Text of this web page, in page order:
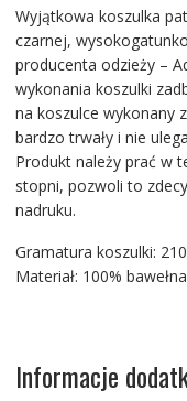
Wyjątkowa koszulka
czarnej,
producenta odzieży –
wykonania koszulki
na koszulce wykonany
bardzo trwały i nie
Produkt należy prać w
stopni, pozwoli to
nadruku.
Gramatura koszulki:
Materiał: 100% bawełna
Informacje